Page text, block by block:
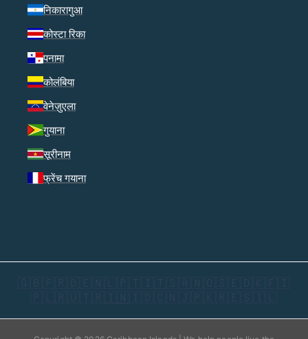
निकारागुआ
कोस्टा रिका
पनामा
कोलंबिया
वेनेज़ुएला
गुयाना
सूरीनाम
फ्रेंच गयाना
🇬🇧 🇫🇷 🇩🇪 🇳🇱 🇵🇹 🇮🇹 🇸🇦 🇳🇴 🇸🇪 🇩🇰 🇫🇮
🇵🇱 🇷🇺 🇹🇷 🇮🇳 🇮🇩 🇨🇳 🇯🇵 🇰🇷 🇪🇸 🇮🇱